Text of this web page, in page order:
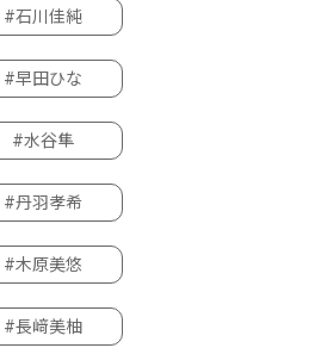
#石川佳純
#早田ひな
#水谷隼
#丹羽孝希
#木原美悠
#長﨑美柚